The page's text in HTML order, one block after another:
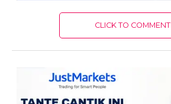
CLICK TO COMMENT